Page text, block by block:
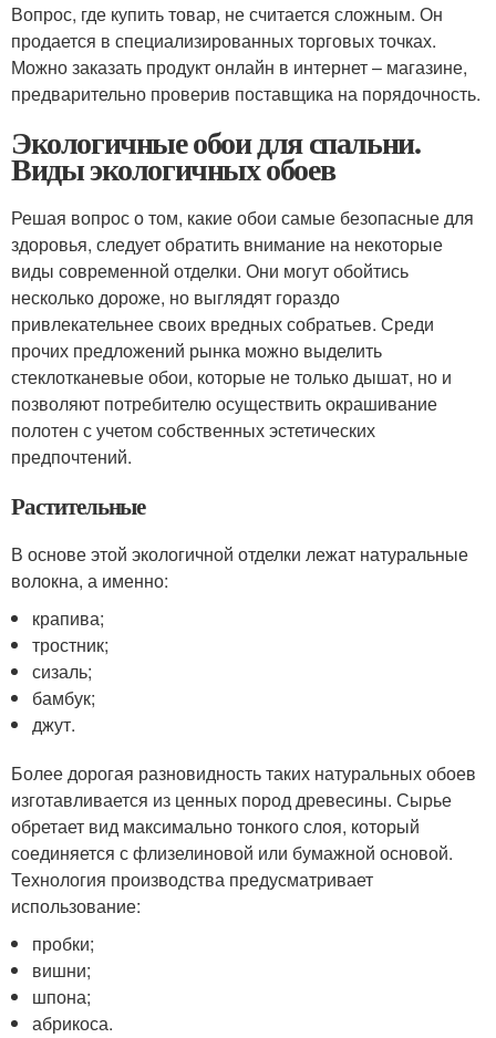
Вопрос, где купить товар, не считается сложным. Он
продается в специализированных торговых точках.
Можно заказать продукт онлайн в интернет – магазине,
предварительно проверив поставщика на порядочность.
Экологичные обои для спальни.
Виды экологичных обоев
Решая вопрос о том, какие обои самые безопасные для
здоровья, следует обратить внимание на некоторые
виды современной отделки. Они могут обойтись
несколько дороже, но выглядят гораздо
привлекательнее своих вредных собратьев. Среди
прочих предложений рынка можно выделить
стеклотканевые обои, которые не только дышат, но и
позволяют потребителю осуществить окрашивание
полотен с учетом собственных эстетических
предпочтений.
Растительные
В основе этой экологичной отделки лежат натуральные
волокна, а именно:
крапива;
тростник;
сизаль;
бамбук;
джут.
Более дорогая разновидность таких натуральных обоев
изготавливается из ценных пород древесины. Сырье
обретает вид максимально тонкого слоя, который
соединяется с флизелиновой или бумажной основой.
Технология производства предусматривает
использование:
пробки;
вишни;
шпона;
абрикоса.